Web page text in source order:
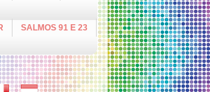
SALMOS 91 E 23